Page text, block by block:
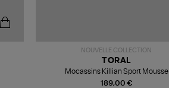
NOUVELLE COLLECTION
189,00 €
TORAL
Mocassins Killian Sport Mousse